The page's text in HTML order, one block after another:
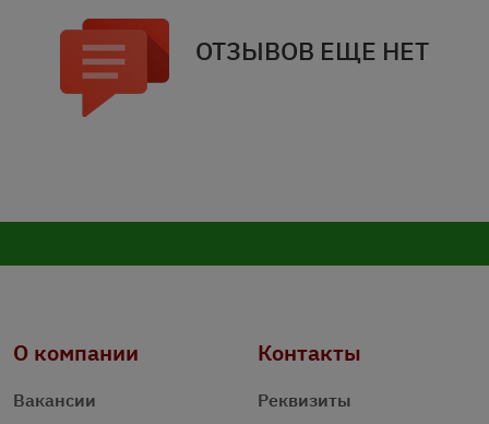
ОТЗЫВОВ ЕЩЕ НЕТ
О компании
Вакансии
Контакты
Реквизиты